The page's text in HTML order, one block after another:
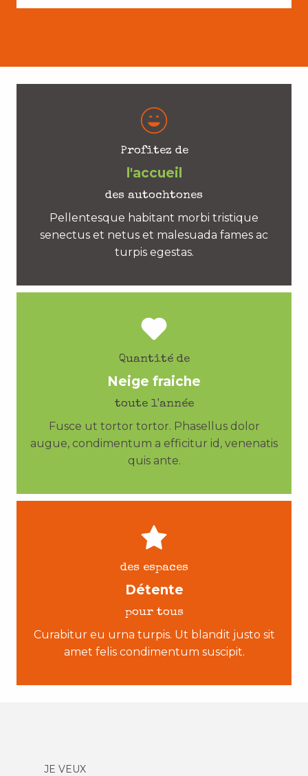
Profitez de
l'accueil
des autochtones
Pellentesque habitant morbi tristique
senectus et netus et malesuada fames ac
turpis egestas.
Quantité de
Neige fraiche
toute l'année
Fusce ut tortor tortor. Phasellus dolor
augue, condimentum a efficitur id, venenatis
quis ante.
des espaces
Détente
pour tous
Curabitur eu urna turpis. Ut blandit justo sit
amet felis condimentum suscipit.
JE VEUX